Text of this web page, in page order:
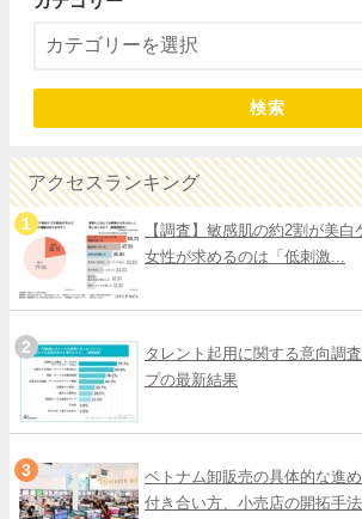
検索
アクセスランキング
【調査】敏感肌の約2割が美
女性が求めるのは「低刺激...
タレント起用に関する意向調
プの最新結果
ベトナム卸販売の具体的な進
付き合い方、小売店の開拓手法